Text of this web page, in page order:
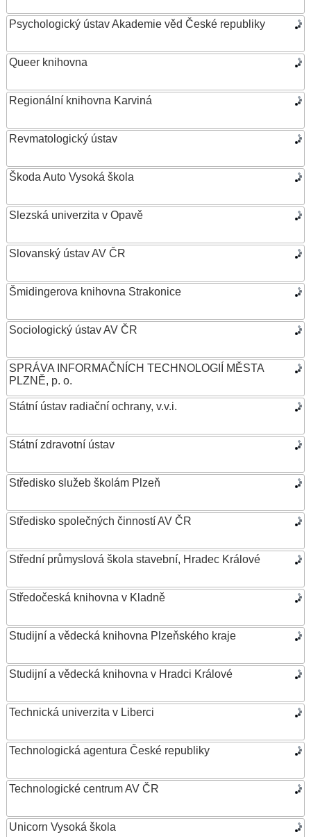
Psychologický ústav Akademie věd České republiky
Queer knihovna
Regionální knihovna Karviná
Revmatologický ústav
Škoda Auto Vysoká škola
Slezská univerzita v Opavě
Slovanský ústav AV ČR
Šmidingerova knihovna Strakonice
Sociologický ústav AV ČR
SPRÁVA INFORMAČNÍCH TECHNOLOGIÍ MĚSTA
PLZNĚ, p. o.
Státní ústav radiační ochrany, v.v.i.
Státní zdravotní ústav
Středisko služeb školám Plzeň
Středisko společných činností AV ČR
Střední průmyslová škola stavební, Hradec Králové
Středočeská knihovna v Kladně
Studijní a vědecká knihovna Plzeňského kraje
Studijní a vědecká knihovna v Hradci Králové
Technická univerzita v Liberci
Technologická agentura České republiky
Technologické centrum AV ČR
Unicorn Vysoká škola